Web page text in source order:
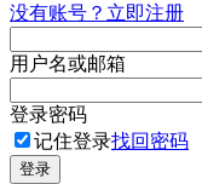
没有账号？立即注册
用户名或邮箱
登录密码
记住登录找回密码
登录